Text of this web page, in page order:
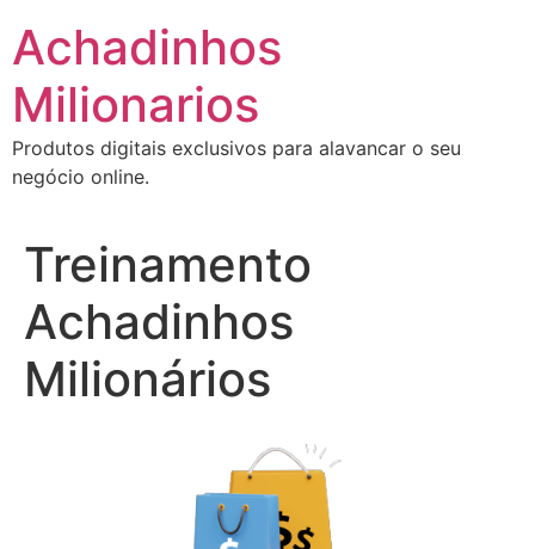
para
conteúdo
Achadinhos
Milionarios
Produtos digitais exclusivos para alavancar o seu
negócio online.
Treinamento
Achadinhos
Milionários